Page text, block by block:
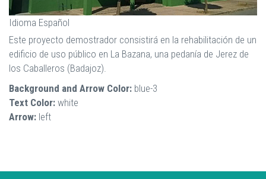
Idioma Español
Este proyecto demostrador consistirá en la rehabilitación de un
edificio de uso público en La Bazana, una pedanía de Jerez de
los Caballeros (Badajoz).
Background and Arrow Color: blue-3
Text Color: white
Arrow: left